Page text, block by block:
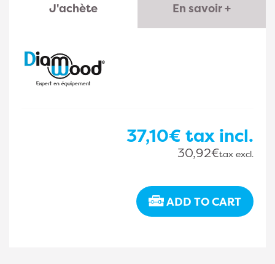
J'achète En savoir +
37,10€ tax incl.
30,92€tax excl.
ADD TO CART